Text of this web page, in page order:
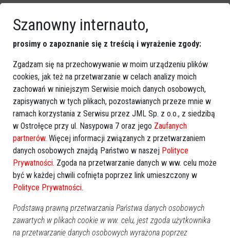
Zobacz również
Szanowny internauto,
prosimy o zapoznanie się z treścią i wyrażenie zgody:
Zgadzam się na przechowywanie w moim urządzeniu plików
cookies, jak też na przetwarzanie w celach analizy moich
zachowań w niniejszym Serwisie moich danych osobowych,
zapisywanych w tych plikach, pozostawianych przeze mnie w
ramach korzystania z Serwisu przez JML Sp. z o.o., z siedzibą
w Ostrołęce przy ul. Nasypowa 7 oraz jego Zaufanych
partnerów. Więcej informacji związanych z przetwarzaniem
danych osobowych znajdą Państwo w naszej Polityce
Prywatności. Zgoda na przetwarzanie danych w ww. celu może
być w każdej chwili cofnięta poprzez link umieszczony w
Polityce Prywatności.
Podstawą prawną przetwarzania Państwa danych osobowych
zawartych w plikach cookie w ww. celu, jest zgoda użytkownika
na przetwarzanie danych osobowych wyrażona poprzez